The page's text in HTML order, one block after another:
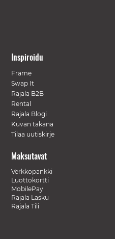
Inspiroidu
Frame
Swap It
Rajala B2B
Rental
Rajala Blogi
Kuvan takana
Tilaa uutiskirje
Maksutavat
Verkkopankki
Luottokortti
MobilePay
Rajala Lasku
Rajala Tili